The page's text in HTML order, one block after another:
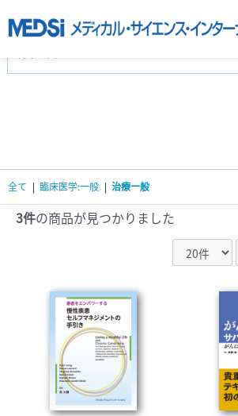
臨床医学:一般(359) 臨床医学:内科系(407)
基礎医学(93)
看護学(21)
医療技術(16)
栄養学(0)
薬学(7)
医学一般(91)
全て | 臨床医学:一般 | 治療一般
3件の商品が見つかりました